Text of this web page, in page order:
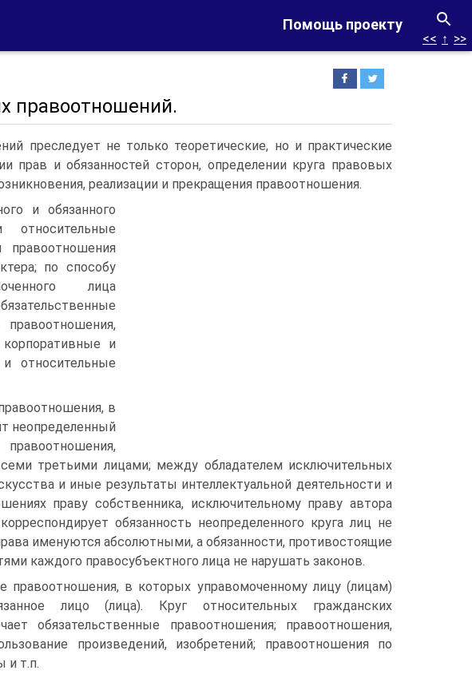
Помощь проекту
<< ↑ >>
правоотношений.
преследует не только теоретические, но и практические
прав и обязанностей сторон, определении круга правовых
реализации и прекращения правоотношения.
и обязанного
правоотношения
по способу
лица
и
относительные
в
неопределенный
третьими лицами; между обладателем исключительных
и иные результаты интеллектуальной деятельности и
праву собственника, исключительному праву автора
обязанность неопределенного круга лиц не
именуются абсолютными, а обязанности, противостоящие
каждого правосубъектного лица не нарушать законов.
правоотношения, в которых управомоченному лицу (лицам)
лицо (лица). Круг относительных гражданских
обязательственные правоотношения; правоотношения,
произведений, изобретений; правоотношения по
и т.п.